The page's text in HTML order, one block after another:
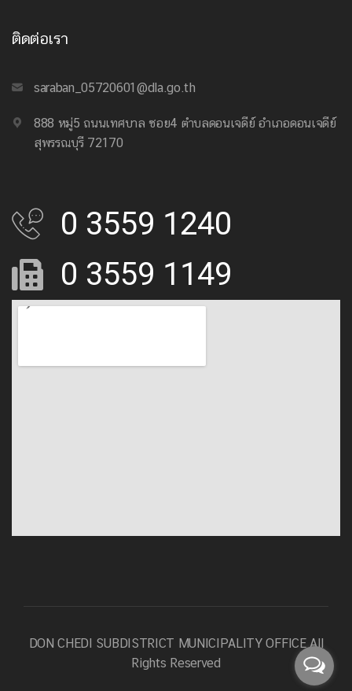
ติดต่อเรา
saraban_05720601@dla.go.th
888 หมู่5 ถนนเทศบาล ซอย4 ตำบลดอนเจดีย์ อำเภอดอนเจดีย์
สุพรรณบุรี 72170
0 3559 1240
0 3559 1149
DON CHEDI SUBDISTRICT MUNICIPALITY OFFICEAll
Rights Reserved